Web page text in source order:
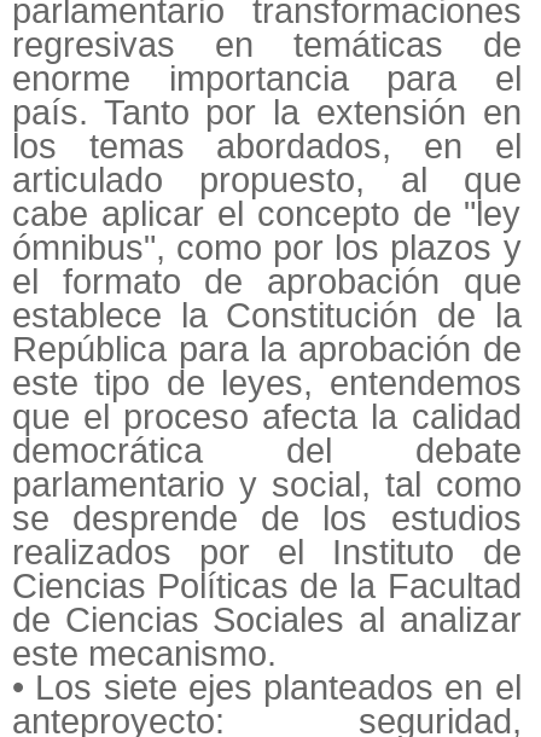
parlamentario transformaciones
regresivas en temáticas de
enorme importancia para el
país. Tanto por la extensión en
los temas abordados, en el
articulado propuesto, al que
cabe aplicar el concepto de "ley
ómnibus", como por los plazos y
el formato de aprobación que
establece la Constitución de la
República para la aprobación de
este tipo de leyes, entendemos
que el proceso afecta la calidad
democrática del debate
parlamentario y social, tal como
se desprende de los estudios
realizados por el Instituto de
Ciencias Políticas de la Facultad
de Ciencias Sociales al analizar
este mecanismo.
• Los siete ejes planteados en el
anteproyecto: seguridad,